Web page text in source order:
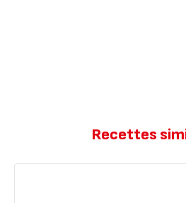
Recettes